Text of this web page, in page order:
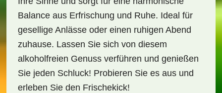
Balance aus Erfrischung und Ruhe. Ideal für
gesellige Anlässe oder einen ruhigen Abend
zuhause. Lassen Sie sich von diesem
alkoholfreien Genuss verführen und genießen
Sie jeden Schluck! Probieren Sie es aus und
erleben Sie den Frischekick!